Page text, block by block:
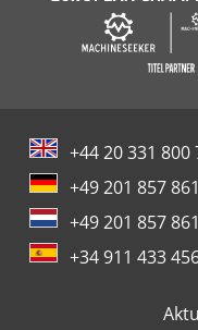
+44 20 331 800
+49 201 857
+49 201 857
+34 911 433